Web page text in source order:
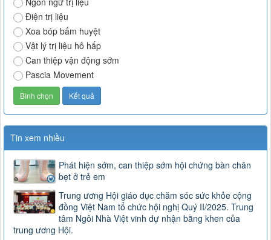
Điện trị liệu
Xoa bóp bấm huyệt
Vật lý trị liệu hô hấp
Can thiệp vận động sớm
Pascia Movement
Tin xem nhiều
Phát hiện sớm, can thiệp sớm hội chứng bàn chân
bẹt ở trẻ em
Trung ương Hội giáo dục chăm sóc sức khỏe cộng
đồng Việt Nam tổ chức hội nghị Quý II/2025. Trung
tâm Ngôi Nhà Việt vinh dự nhận bằng khen của
trung ương Hội.